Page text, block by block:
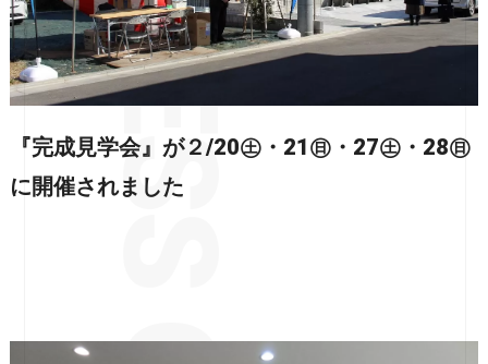
『完成見学会』が２/20㊏・21㊐・27㊏・28㊐
に開催されました